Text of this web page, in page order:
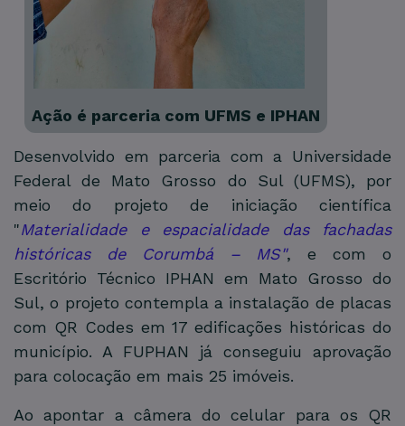
Ação é parceria com UFMS e IPHAN
Desenvolvido em parceria com a Universidade
Federal de Mato Grosso do Sul (UFMS), por
meio do projeto de iniciação científica
"Materialidade e espacialidade das fachadas
históricas de Corumbá – MS", e com o
Escritório Técnico IPHAN em Mato Grosso do
Sul, o projeto contempla a instalação de placas
com QR Codes em 17 edificações históricas do
município. A FUPHAN já conseguiu aprovação
para colocação em mais 25 imóveis.
Ao apontar a câmera do celular para os QR